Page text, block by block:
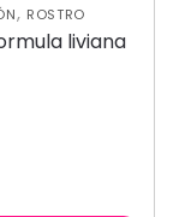
, ROSTRO
liviana